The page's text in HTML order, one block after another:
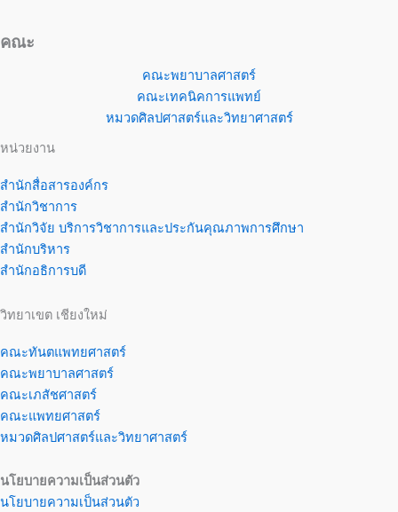
คณะ
คณะพยาบาลศาสตร์
คณะเทคนิคการแพทย์
หมวดศิลปศาสตร์และวิทยาศาสตร์
หน่วยงาน
สำนักสื่อสารองค์กร
สำนักวิชาการ
สำนักวิจัย บริการวิชาการและประกันคุณภาพการศึกษา
สำนักบริหาร
สำนักอธิการบดี
วิทยาเขต เชียงใหม่
คณะทันตแพทยศาสตร์
คณะพยาบาลศาสตร์
คณะเภสัชศาสตร์
คณะแพทยศาสตร์
หมวดศิลปศาสตร์และวิทยาศาสตร์
นโยบายความเป็นส่วนตัว
นโยบายความเป็นส่วนตัว